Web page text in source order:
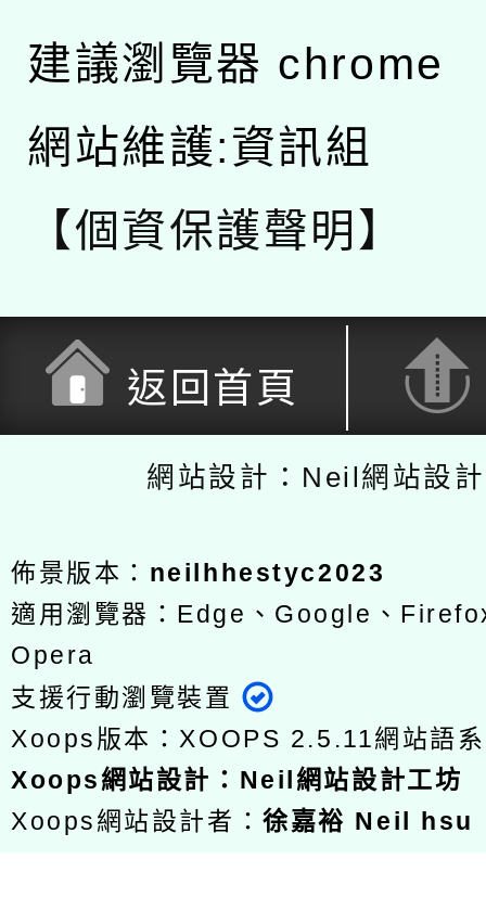
建議瀏覽器 chrome
網站維護:資訊組
【個資保護聲明】
返回首頁
網站設計：Neil網站設
佈景版本： neilhhestyc2023
適用瀏覽器：Edge、Google、
Opera
支援行動瀏覽裝置
Xoops版本： XOOPS 2.5.11網站語
Xoops網站設計 ： Neil網站設計工坊
Xoops網站設計者：徐嘉裕 Neil hsu